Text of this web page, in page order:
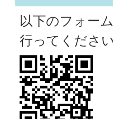
以下のフォー
行ってくださ